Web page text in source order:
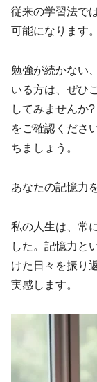
従来の学習法で
可能になります。
勉強が続かない
いる方は、ぜひ
してみませんか
をご確認くださ
ちましょう。
あなたの記憶力
私の人生は、常
した。記憶力と
けた日々を振り
実感します。